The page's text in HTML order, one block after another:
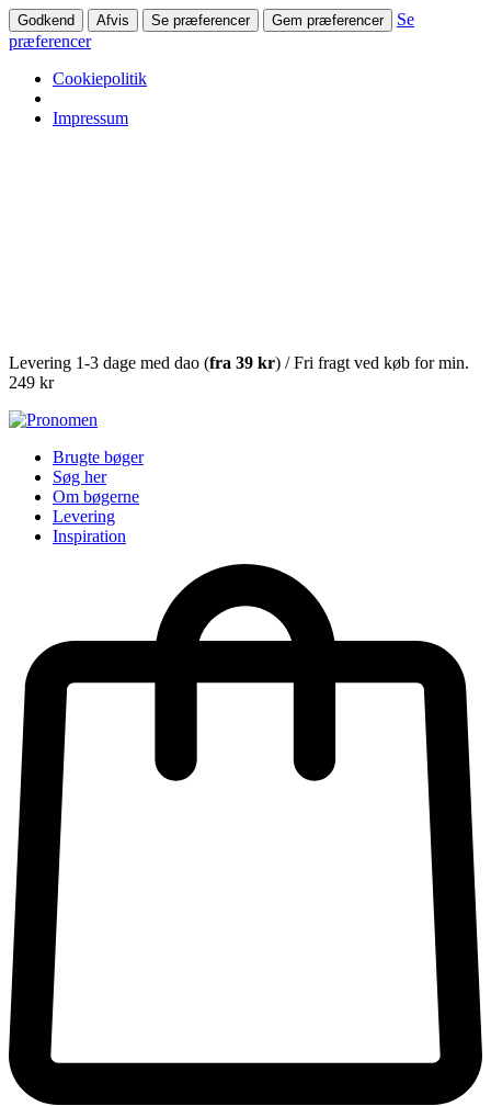
Godkend Afvis Se præferencer Gem præferencer
Se
præferencer
Cookiepolitik
Impressum
Levering 1-3 dage med dao (fra 39 kr) / Fri fragt ved køb for min.
249 kr
Brugte bøger
Søg her
Om bøgerne
Levering
Inspiration